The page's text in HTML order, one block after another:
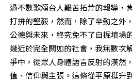
過不數歌頌台人艱苦拓荒的報導，
打拚的堅毅，然而，除了辛勤之外
公德與未來，終究免不了自掘墳場
幾近於完全闕如的社會，我無數次
爭中，從眾人身體語言反射的漠然
值、信仰與主張。這條從平原挺升